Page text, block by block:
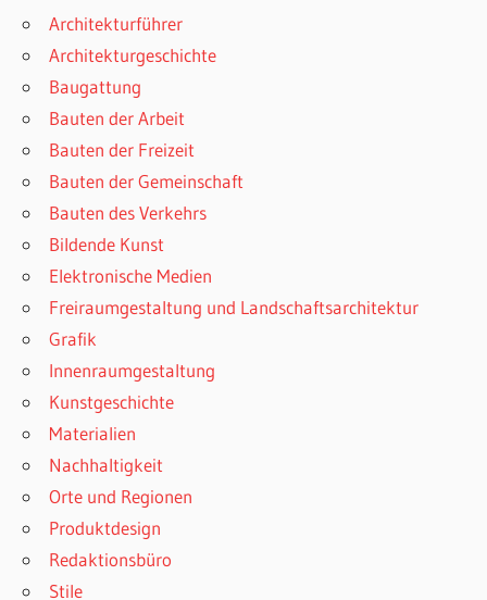
Architekturführer
Architekturgeschichte
Baugattung
Bauten der Arbeit
Bauten der Freizeit
Bauten der Gemeinschaft
Bauten des Verkehrs
Bildende Kunst
Elektronische Medien
Freiraumgestaltung und Landschaftsarchitektur
Grafik
Innenraumgestaltung
Kunstgeschichte
Materialien
Nachhaltigkeit
Orte und Regionen
Produktdesign
Redaktionsbüro
Stile